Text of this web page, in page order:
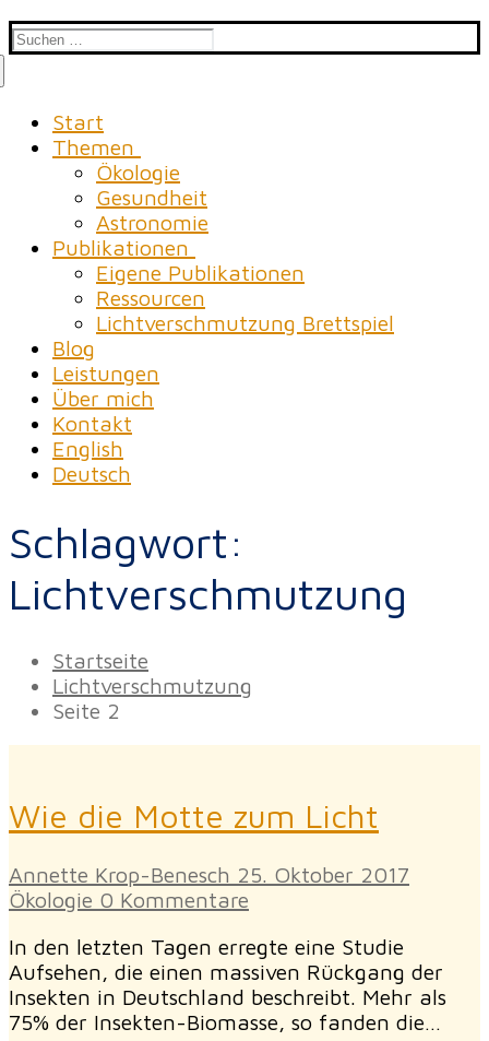
Suchen
nach:
Start
Themen
Ökologie
Gesundheit
Astronomie
Publikationen
Eigene Publikationen
Ressourcen
Lichtverschmutzung Brettspiel
Blog
Leistungen
Über mich
Kontakt
English
Deutsch
Schlagwort:
Lichtverschmutzung
Startseite
Lichtverschmutzung
Seite 2
Wie die Motte zum Licht
Annette Krop-Benesch 25. Oktober 2017
Ökologie 0 Kommentare
In den letzten Tagen erregte eine Studie
Aufsehen, die einen massiven Rückgang der
Insekten in Deutschland beschreibt. Mehr als
75% der Insekten-Biomasse, so fanden die…